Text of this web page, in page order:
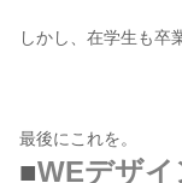
しかし、在学生も卒
最後にこれを。
■WEデザ